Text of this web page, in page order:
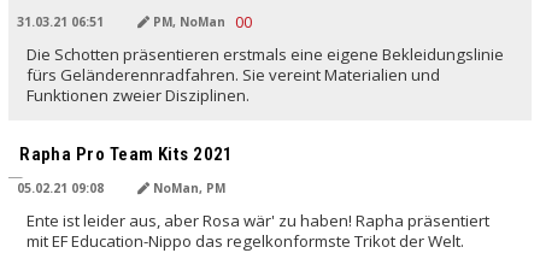
31.03.21 06:51 PM, NoMan
Die Schotten präsentieren erstmals eine eigene Bekleidungslinie
fürs Geländerennradfahren. Sie vereint Materialien und
Funktionen zweier Disziplinen.
Rapha Pro Team Kits 2021
05.02.21 09:08 NoMan, PM
Ente ist leider aus, aber Rosa wär' zu haben! Rapha präsentiert
mit EF Education-Nippo das regelkonformste Trikot der Welt.